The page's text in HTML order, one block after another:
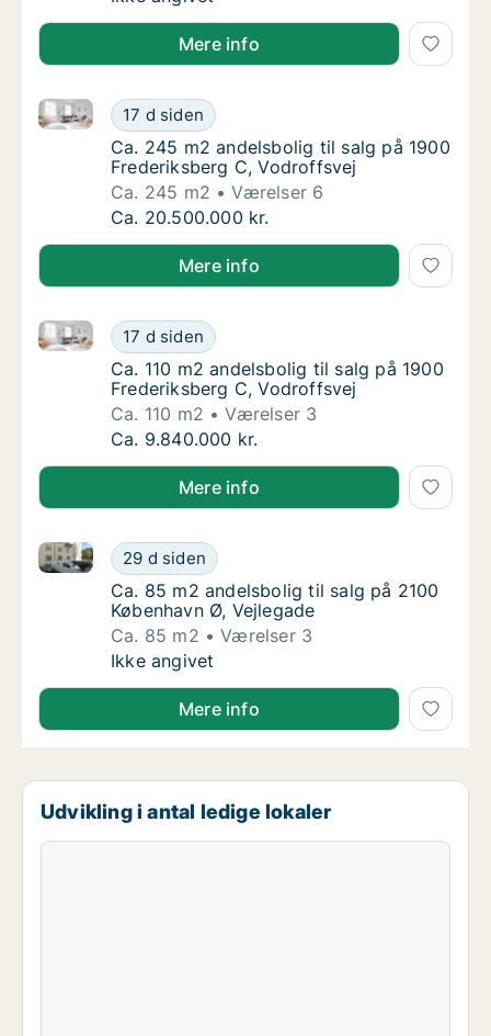
Mere info
Ca. 245 m2 andelsbolig til salg på 1900
17 d siden
Ca. 245 m2 andelsbolig til salg på 1900
Ca. 245 m2 andelsbolig til salg på 1900
Ca. 245 m2 andelsbolig til salg på 1900
Frederiksberg C, Vodroffsvej
Ca. 245 m2
Værelser 6
Ca. 245 m2 andelsbolig til salg på 1900
Ca. 20.500.000 kr.
Mere info
Ca. 110 m2 andelsbolig til salg på 1900
17 d siden
Ca. 110 m2 andelsbolig til salg på 1900
Ca. 110 m2 andelsbolig til salg på 1900
Ca. 110 m2 andelsbolig til salg på 1900
Frederiksberg C, Vodroffsvej
Ca. 110 m2
Værelser 3
Ca. 110 m2 andelsbolig til salg på 1900
Ca. 9.840.000 kr.
Mere info
Ca. 85 m2 andelsbolig til salg på 2100
29 d siden
Ca. 85 m2 andelsbolig til salg på 2100 København
Ca. 85 m2 andelsbolig til salg på 2100
Ca. 85 m2 andelsbolig til salg på 2100
København Ø, Vejlegade
Ca. 85 m2
Værelser 3
Ca. 85 m2 andelsbolig til salg på 2100
Ikke angivet
Mere info
Udvikling i antal ledige lokaler